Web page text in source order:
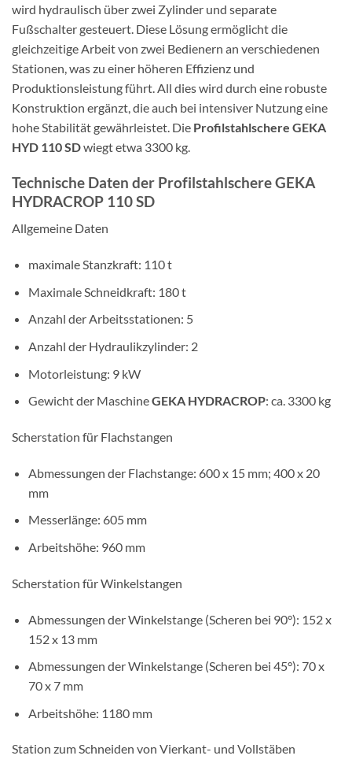
wird hydraulisch über zwei Zylinder und separate
Fußschalter gesteuert. Diese Lösung ermöglicht die
gleichzeitige Arbeit von zwei Bedienern an verschiedenen
Stationen, was zu einer höheren Effizienz und
Produktionsleistung führt. All dies wird durch eine robuste
Konstruktion ergänzt, die auch bei intensiver Nutzung eine
hohe Stabilität gewährleistet. Die Profilstahlschere GEKA
HYD 110 SDwiegt etwa 3300 kg.
Technische Daten der Profilstahlschere GEKA
HYDRACROP 110 SD
Allgemeine Daten
maximale Stanzkraft: 110 t
Maximale Schneidkraft: 180 t
Anzahl der Arbeitsstationen: 5
Anzahl der Hydraulikzylinder: 2
Motorleistung: 9 kW
Gewicht der MaschineGEKA HYDRACROP: ca. 3300 kg
Scherstation für Flachstangen
Abmessungen der Flachstange: 600 x 15 mm; 400 x 20
mm
Messerlänge: 605 mm
Arbeitshöhe: 960 mm
Scherstation für Winkelstangen
Abmessungen der Winkelstange (Scheren bei 90°): 152 x
152 x 13 mm
Abmessungen der Winkelstange (Scheren bei 45°): 70 x
70 x 7 mm
Arbeitshöhe: 1180 mm
Station zum Schneiden von Vierkant- und Vollstäben